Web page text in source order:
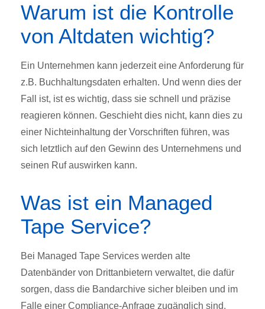
Warum ist die Kontrolle
von Altdaten wichtig?
Ein Unternehmen kann jederzeit eine Anforderung für
z.B. Buchhaltungsdaten erhalten. Und wenn dies der
Fall ist, ist es wichtig, dass sie schnell und präzise
reagieren können. Geschieht dies nicht, kann dies zu
einer Nichteinhaltung der Vorschriften führen, was
sich letztlich auf den Gewinn des Unternehmens und
seinen Ruf auswirken kann.
Was ist ein Managed
Tape Service?
Bei Managed Tape Services werden alte
Datenbänder von Drittanbietern verwaltet, die dafür
sorgen, dass die Bandarchive sicher bleiben und im
Falle einer Compliance-Anfrage zugänglich sind.